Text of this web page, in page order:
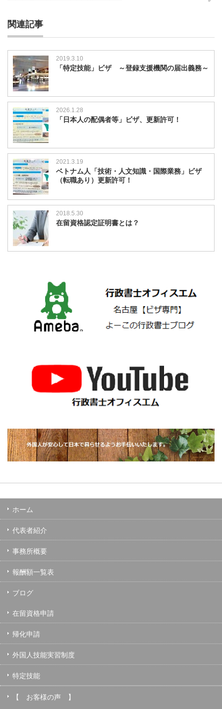
関連記事
2019.3.10
「特定技能」ビザ ～登録支援機関の届出義務～
2026.1.28
「日本人の配偶者等」ビザ、更新許可！
2021.3.19
ベトナム人「技術・人文知識・国際業務」ビザ
（転職あり）更新許可！
2018.5.30
在留資格認定証明書とは？
ホーム
代表者紹介
事務所概要
報酬額一覧表
ブログ
在留資格申請
帰化申請
外国人技能実習制度
特定技能
【 お客様の声 】